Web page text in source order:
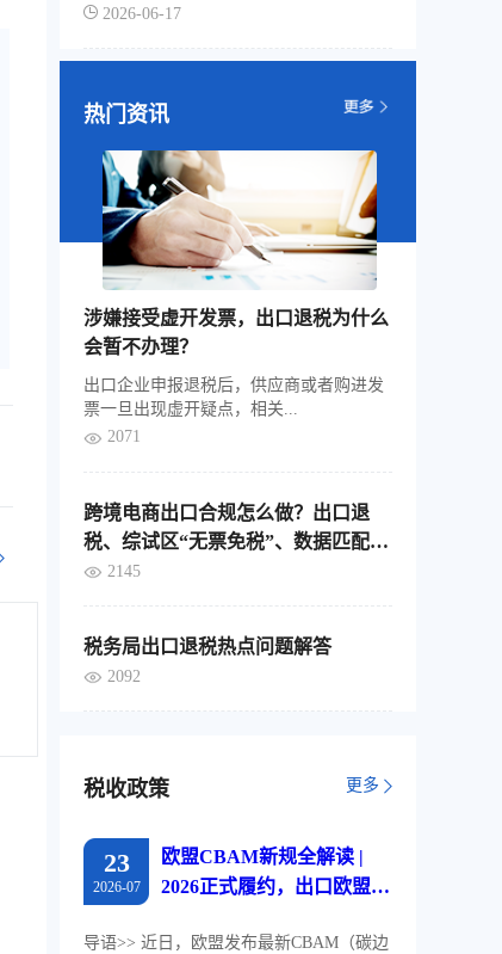
2026-06-17
热门资讯
涉嫌接受虚开发票，出口退税为什么
会暂不办理？
出口企业申报退税后，供应商或者购进发
票一旦出现虚开疑点，相关...
2071
跨境电商出口合规怎么做？出口退
税、综试区“无票免税”、数据匹配，
这4个要点要分清
2145
税务局出口退税热点问题解答
2092
税收政策 更多
23
2026-07
欧盟CBAM新规全解读 |
2026正式履约，出口欧盟企
导语>> 近日，欧盟发布最新CBAM（碳边